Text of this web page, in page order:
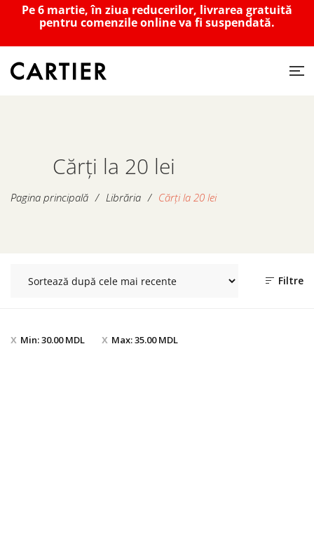
Pe 6 martie, în ziua reducerilor, livrarea gratuită
pentru comenzile online va fi suspendată.
Cărți la 20 lei
Pagina principală / Librăria / Cărți la 20 lei
Filtre
Min:30.00MDL Max:35.00MDL